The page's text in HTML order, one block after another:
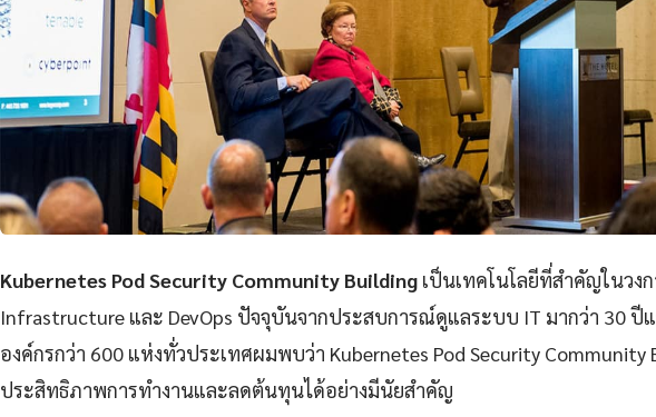
Kubernetes Pod Security Community Building เป็นเทคโนโลยีที่สำคัญในวงก
Infrastructure และ DevOps ปัจจุบันจากประสบการณ์ดูแลระบบ IT มากว่า 30 ปี
องค์กรกว่า 600 แห่งทั่วประเทศผมพบว่า Kubernetes Pod Security Community
ประสิทธิภาพการทำงานและลดต้นทุนได้อย่างมีนัยสำคัญ